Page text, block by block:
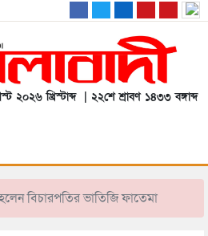
২০২৬ খ্রিস্টাব্দ | ২২শে শ্রাবণ ১৪৩৩ বঙ্গাব্দ
বিচারপতির ভাতিজি ফাতেমা